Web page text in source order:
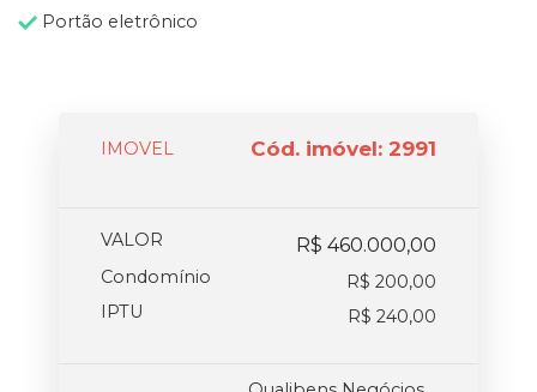
Portão eletrônico
IMOVEL Cód. imóvel: 2991
VALOR R$ 460.000,00
Condomínio
R$ 200,00
IPTU
R$ 240,00